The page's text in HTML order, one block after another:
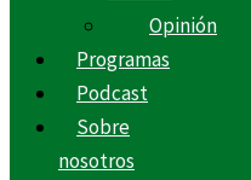
Opinión
Programas
Podcast
Sobre
nosotros